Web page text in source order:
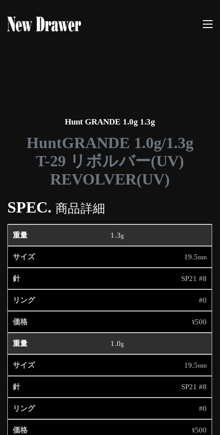
Hunt GRANDE 1.0g 1.3g
HuntGRANDE 1.0g/1.3g
T-29 リボルバー(UV)
REVOLVER(UV)
SPEC.商品詳細
1.3g
19.5mm
SP21 #8
#0
¥500
1.0g
19.5mm
SP21 #8
#0
¥500